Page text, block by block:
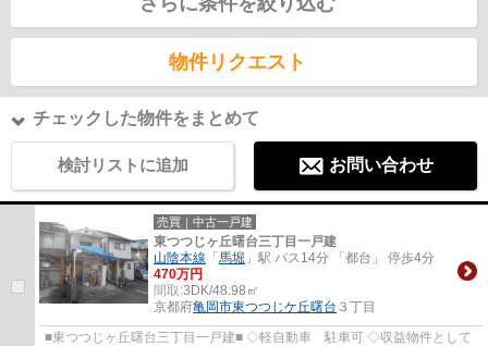
物件リクエスト
チェックした物件をまとめて
検討リストに追加 お問い合わせ
売買｜中古一戸建
東つつじヶ丘曙台三丁目一戸建
山陰本線 「馬堀 」駅 バス14分 「都台」 停歩4分
470万円
間取:3DK/48.98㎡
京都府亀岡市東つつじケ丘曙台 ３丁目
■東つつじヶ丘曙台三丁目一戸建■ ◇軽自動車 駐車可 ◇収益物件として